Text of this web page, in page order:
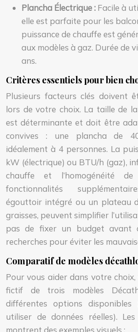
Plancha Électrique : Facile à
elle est parfaite pour les
puissance de chauffe est
aux modèles à gaz. Durée de
ans.
Critères essentiels pour bien
Plusieurs facteurs clés doivent
lors de votre choix. La taille de
est déterminante et doit être
convives : une plancha de
idéalement à 4 personnes. La
kW (électrique) ou BTU/h (gaz),
chauffe et l’homogénéité
fonctionnalités
égouttoir intégré ou un plateau
graisses, peuvent simplifier
pas de fixer un budget avant
recherches pour éviter les
Comparatif de modèles
Pour vous aider dans votre
fictif de trois modèles
différentes options disponibles
utiliser de données réelles).
montrent des exemples visuels :